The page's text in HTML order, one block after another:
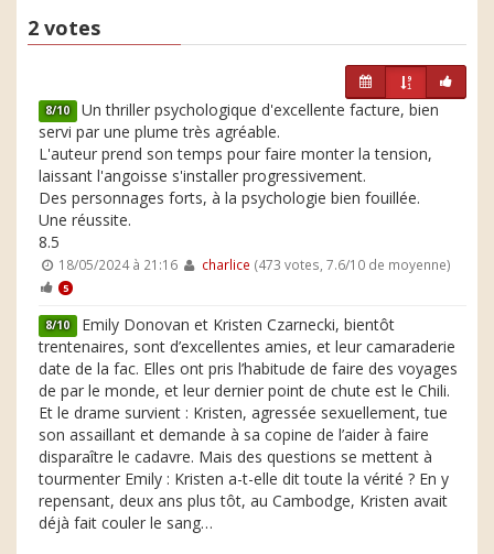
2 votes
8/10 Un thriller psychologique d'excellente facture, bien
servi par une plume très agréable.
L'auteur prend son temps pour faire monter la tension,
laissant l'angoisse s'installer progressivement.
Des personnages forts, à la psychologie bien fouillée.
Une réussite.
8.5
18/05/2024 à 21:16 charlice (473 votes, 7.6/10 de moyenne)
5
8/10 Emily Donovan et Kristen Czarnecki, bientôt
trentenaires, sont d’excellentes amies, et leur camaraderie
date de la fac. Elles ont pris l’habitude de faire des voyages
de par le monde, et leur dernier point de chute est le Chili.
Et le drame survient : Kristen, agressée sexuellement, tue
son assaillant et demande à sa copine de l’aider à faire
disparaître le cadavre. Mais des questions se mettent à
tourmenter Emily : Kristen a-t-elle dit toute la vérité ? En y
repensant, deux ans plus tôt, au Cambodge, Kristen avait
déjà fait couler le sang…